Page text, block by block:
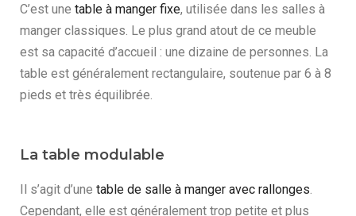
C’est une table à manger fixe, utilisée dans les salles à
manger classiques. Le plus grand atout de ce meuble
est sa capacité d’accueil : une dizaine de personnes. La
table est généralement rectangulaire, soutenue par 6 à 8
pieds et très équilibrée.
La table modulable
Il s’agit d’une table de salle à manger avec rallonges
Cependant, elle est généralement trop petite et plus